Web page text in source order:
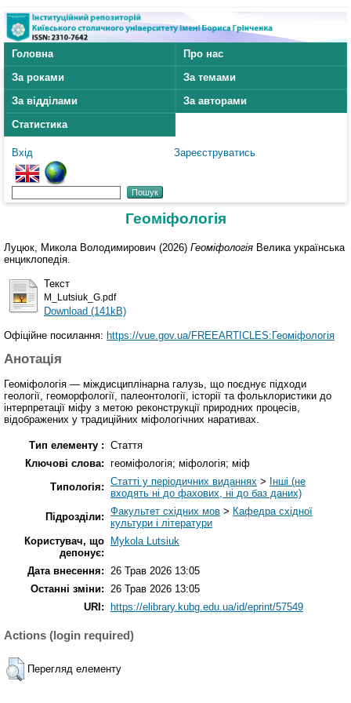
Головна
Про нас
За роками
За темами
За відділами
За авторами
Статистика
Вхід Зареєструватись
Геоміфологія
Луцюк, Микола Володимирович (2026) Геоміфологія Велика українська
енциклопедія.
Текст
M_Lutsiuk_G.pdf
Download (141kB)
Офіційне посилання: https://vue.gov.ua/FREEARTICLES:Геоміфологія
Анотація
Геоміфологія — міждисциплінарна галузь, що поєднує підходи
геології, геоморфології, палеонтології, історії та фольклористики до
інтерпретації міфу з метою реконструкції природних процесів,
відображених у традиційних міфологічних наративах.
Тип елементу : Стаття
Ключові слова: геоміфологія; міфологія; міф
Типологія: Статті у періодичних виданнях > Інші (не
входять ні до фахових, ні до баз даних)
Підрозділи: Факультет східних мов > Кафедра східної
культури і літератури
Користувач, що
депонує:
Mykola Lutsiuk
Дата внесення: 26 Трав 2026 13:05
Останні зміни: 26 Трав 2026 13:05
URI:
https://elibrary.kubg.edu.ua/id/eprint/57549
Actions (login required)
Перегляд елементу